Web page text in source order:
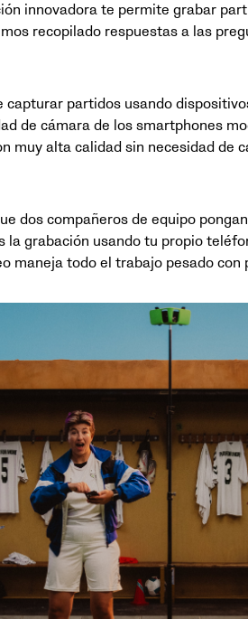
innovadora te permite grabar
recopilado respuestas a las
capturar partidos usando
de cámara de los smartphones
muy alta calidad sin necesidad de
dos compañeros de equipo
grabación usando tu propio
maneja todo el trabajo pesado con